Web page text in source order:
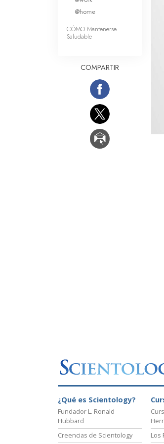
@home
CÓMO Mantenerse
Saludable
COMPARTIR
¿Qué es Scientology?
Fundador L. Ronald
Hubbard
Creencias de Scientology
Los